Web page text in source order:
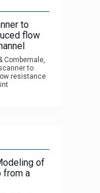
to
flow
Combemale,
to
resistance
of
from a